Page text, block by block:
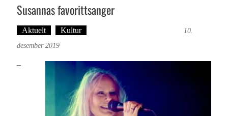
Susannas favorittsanger
Aktuelt Kultur
10.
desember 2019
–